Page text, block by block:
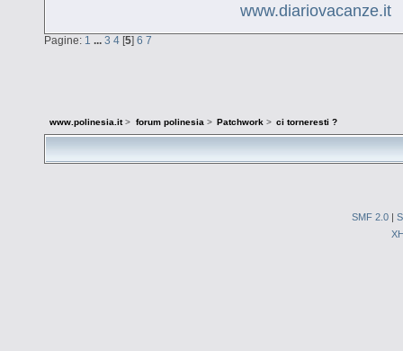
www.diariovacanze.it
Pagine: 1 ... 3 4 [5] 6 7
www.polinesia.it> forum polinesia> Patchwork> ci torneresti ?
SMF 2.0 |